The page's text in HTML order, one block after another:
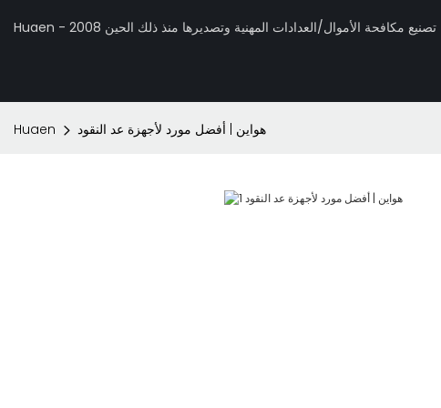
Huaen - تصنيع مكافحة الأموال/العدادات المهنية وتصديرها منذ ذلك الحين 2008
Huaen هواين | أفضل مورد لأجهزة عد النقود